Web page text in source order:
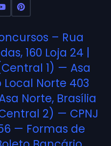
– Rua
160 Loja 24 |
1) — Asa
Norte 403
Norte, Brasília
2) — CPNJ
— Formas de